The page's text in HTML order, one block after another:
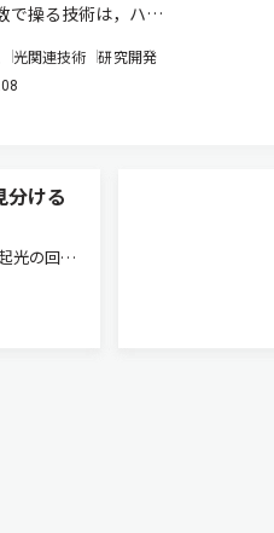
で操る技術は，ハ…
光関連技術 研究開発
分ける
光の回る
効果で
（ニュ